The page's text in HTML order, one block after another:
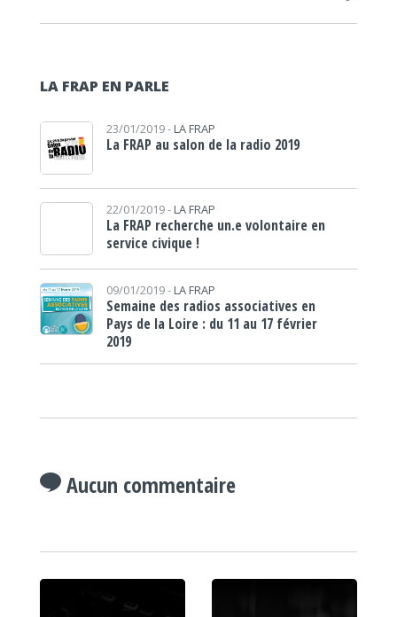
LA FRAP EN PARLE
23/01/2019 - LA FRAP
La FRAP au salon de la radio 2019
22/01/2019 - LA FRAP
La FRAP recherche un.e volontaire en
service civique !
09/01/2019 - LA FRAP
Semaine des radios associatives en
Pays de la Loire : du 11 au 17 février
2019
Aucun commentaire